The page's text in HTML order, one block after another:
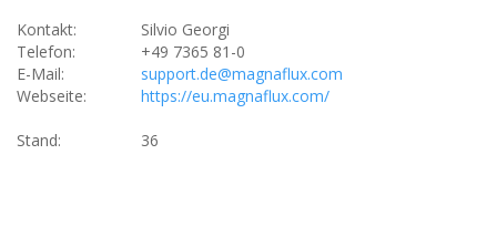
Kontakt:
Silvio Georgi
Telefon:
+49 7365 81-0
E-Mail:
support.de@magnaflux.com
Webseite:
https://eu.magnaflux.com/
Stand: 36